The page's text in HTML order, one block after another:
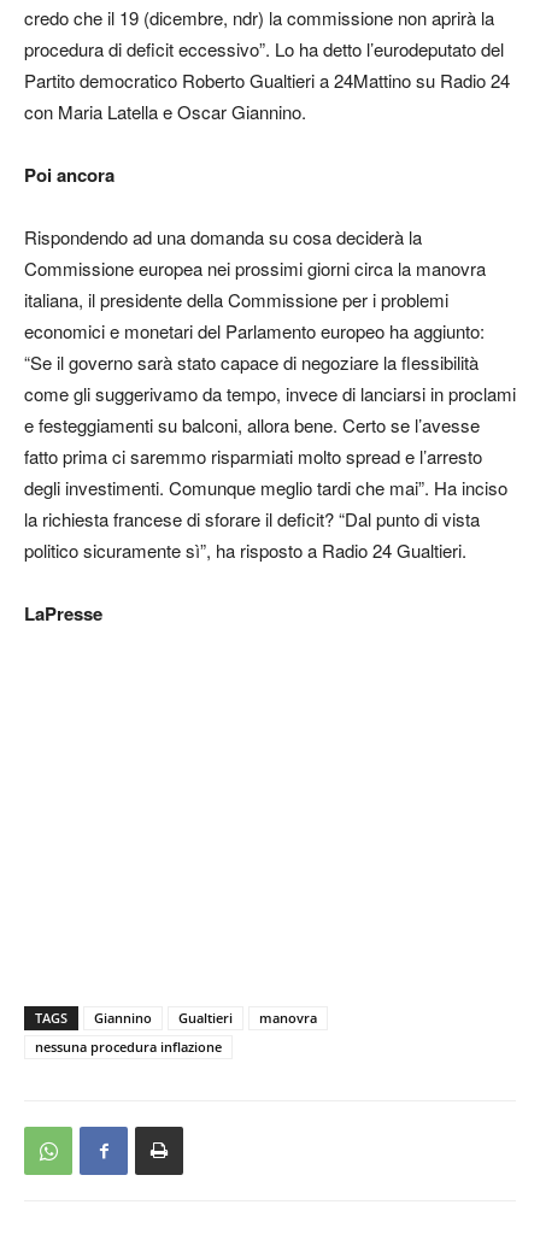
credo che il 19 (dicembre, ndr) la commissione non aprirà la
procedura di deficit eccessivo”. Lo ha detto l’eurodeputato del
Partito democratico Roberto Gualtieri a 24Mattino su Radio 24
con Maria Latella e Oscar Giannino.
Poi ancora
Rispondendo ad una domanda su cosa deciderà la
Commissione europea nei prossimi giorni circa la manovra
italiana, il presidente della Commissione per i problemi
economici e monetari del Parlamento europeo ha aggiunto:
“Se il governo sarà stato capace di negoziare la flessibilità
come gli suggerivamo da tempo, invece di lanciarsi in proclami
e festeggiamenti su balconi, allora bene. Certo se l’avesse
fatto prima ci saremmo risparmiati molto spread e l’arresto
degli investimenti. Comunque meglio tardi che mai”. Ha inciso
la richiesta francese di sforare il deficit? “Dal punto di vista
politico sicuramente sì”, ha risposto a Radio 24 Gualtieri.
LaPresse
TAGS Giannino Gualtieri
manovra
nessuna procedura inflazione